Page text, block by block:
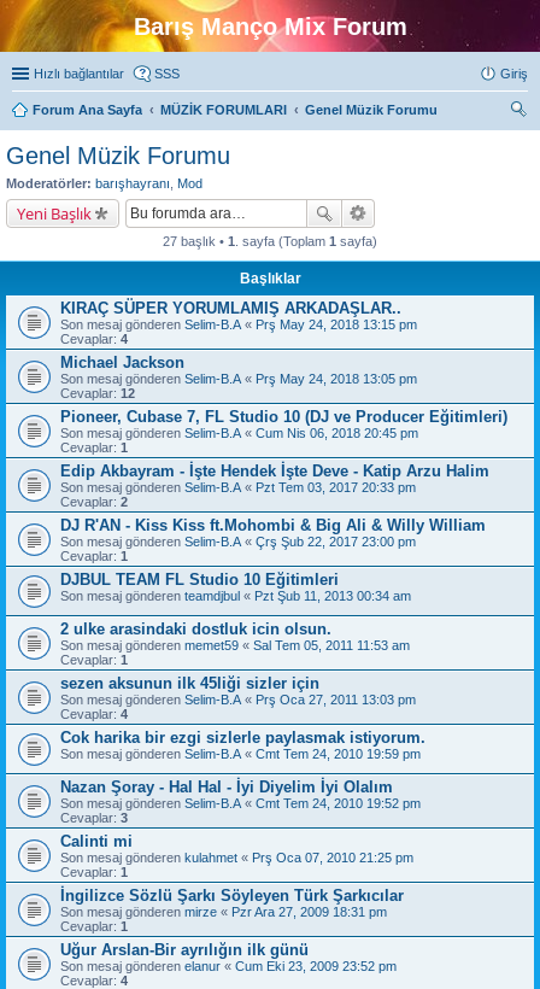
Barış Manço Mix Forum
Hızlı bağlantılar SSS Giriş
Forum Ana Sayfa MÜZİK FORUMLARI
Genel Müzik Forumu
Genel Müzik Forumu
Moderatörler: barışhayranı Mod
Yeni Başlık
27 başlık • 1 . sayfa (Toplam 1 sayfa)
Başlıklar
KIRAÇ SÜPER YORUMLAMIŞ ARKADAŞLAR..
Son mesaj gönderen Selim-B.A « Prş May 24, 2018 13:15 pm
Cevaplar: 4
Michael Jackson
Son mesaj gönderen Selim-B.A « Prş May 24, 2018 13:05 pm
Cevaplar: 12
Pioneer, Cubase 7, FL Studio 10 (DJ ve Producer Eğitimleri)
Son mesaj gönderen Selim-B.A « Cum Nis 06, 2018 20:45 pm
Cevaplar: 1
Edip Akbayram - İşte Hendek İşte Deve - Katip Arzu Halim
Son mesaj gönderen Selim-B.A « Pzt Tem 03, 2017 20:33 pm
Cevaplar: 2
DJ R'AN - Kiss Kiss ft.Mohombi & Big Ali & Willy William
Son mesaj gönderen Selim-B.A « Çrş Şub 22, 2017 23:00 pm
Cevaplar: 1
DJBUL TEAM FL Studio 10 Eğitimleri
Son mesaj gönderen teamdjbul « Pzt Şub 11, 2013 00:34 am
2 ulke arasindaki dostluk icin olsun.
Son mesaj gönderen memet59 « Sal Tem 05, 2011 11:53 am
Cevaplar: 1
sezen aksunun ilk 45liği sizler için
Son mesaj gönderen Selim-B.A « Prş Oca 27, 2011 13:03 pm
Cevaplar: 4
Cok harika bir ezgi sizlerle paylasmak istiyorum.
Son mesaj gönderen Selim-B.A « Cmt Tem 24, 2010 19:59 pm
Nazan Şoray - Hal Hal - İyi Diyelim İyi Olalım
Son mesaj gönderen Selim-B.A « Cmt Tem 24, 2010 19:52 pm
Cevaplar: 3
Calinti mi
Son mesaj gönderen kulahmet « Prş Oca 07, 2010 21:25 pm
Cevaplar: 1
İngilizce Sözlü Şarkı Söyleyen Türk Şarkıcılar
Son mesaj gönderen mirze « Pzr Ara 27, 2009 18:31 pm
Cevaplar: 1
Uğur Arslan-Bir ayrılığın ilk günü
Son mesaj gönderen elanur « Cum Eki 23, 2009 23:52 pm
Cevaplar: 4